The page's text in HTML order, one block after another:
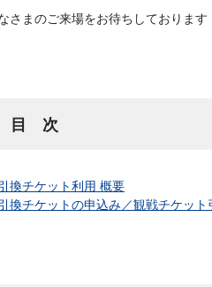
さまのご来場をお待ちしております
目 次
換チケット利用 概要
換チケットの申込み／観戦チケッ